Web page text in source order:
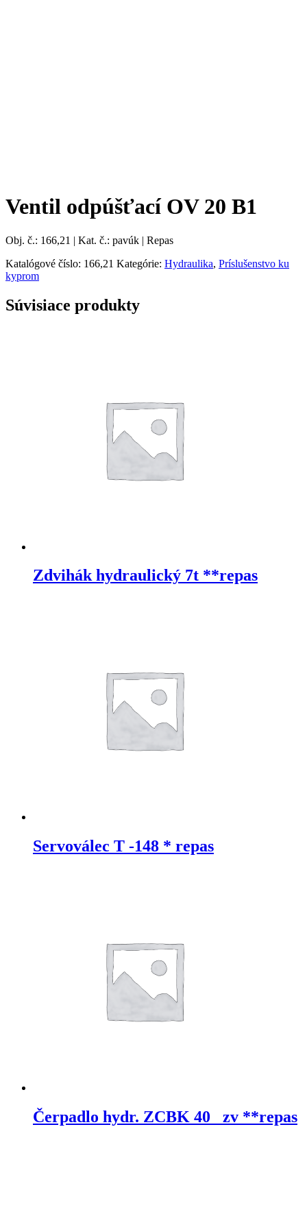
Ventil odpúšťací OV 20 B1
Obj. č.: 166,21 | Kat. č.: pavúk | Repas
Katalógové číslo: 166,21 Kategórie: Hydraulika, Príslušenstvo ku
kyprom
Súvisiace produkty
Zdvihák hydraulický 7t **repas
Servoválec T -148 * repas
Čerpadlo hydr. ZCBK 40_ zv **repas